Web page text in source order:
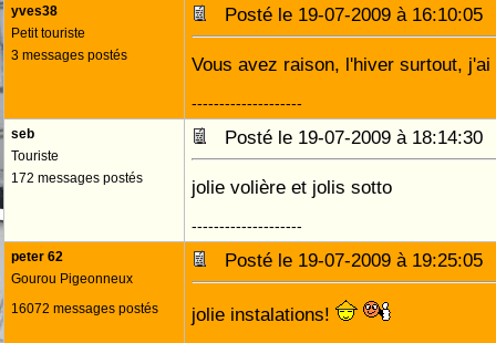
yves38
Petit touriste
3 messages postés
Posté le 19-07-2009 à
Vous avez raison, l'hiver surtout,
--------------------
seb
Touriste
172 messages postés
Posté le 19-07-2009 à
jolie volière et jolis sotto
--------------------
peter 62
Gourou Pigeonneux
16072 messages postés
Posté le 19-07-2009 à
jolie instalations!